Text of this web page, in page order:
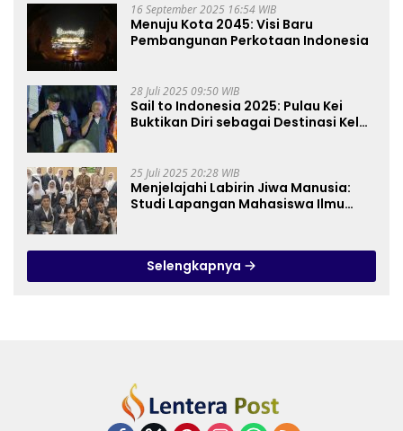
16 September 2025 16:54 WIB
Menuju Kota 2045: Visi Baru
Pembangunan Perkotaan Indonesia
28 Juli 2025 09:50 WIB
Sail to Indonesia 2025: Pulau Kei
Buktikan Diri sebagai Destinasi Kelas
25 Juli 2025 20:28 WIB
Menjelajahi Labirin Jiwa Manusia:
Studi Lapangan Mahasiswa Ilmu
Selengkapnya